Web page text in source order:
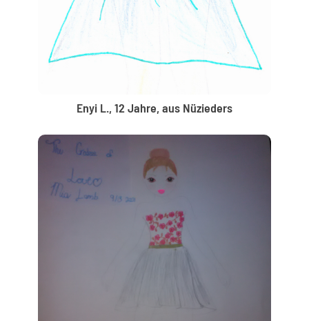
Enyi L., 12 Jahre, aus Nüzieders